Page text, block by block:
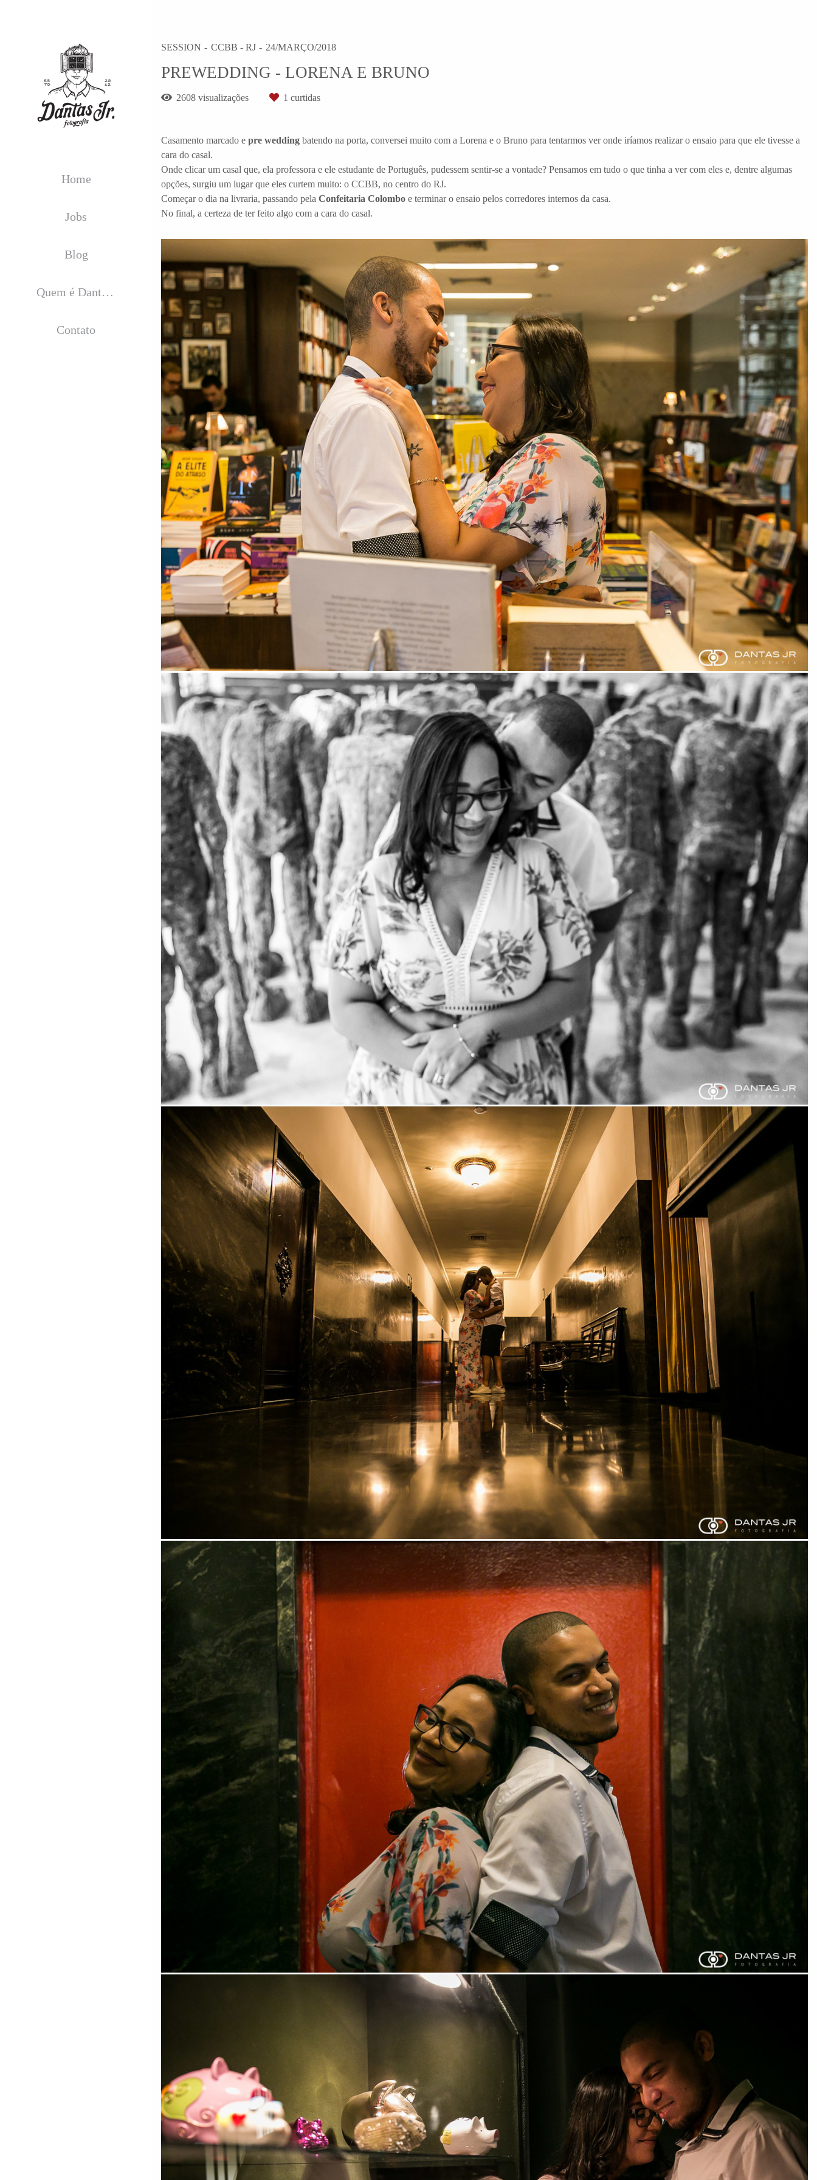
Home
Jobs
Blog
Quem é Dantas Jr.?
Contato
SESSION CCBB - RJ 24/MARÇO/2018
PREWEDDING - LORENA E BRUNO
2608 visualizações 1 curtidas
Casamento marcado e pre wedding batendo na porta, conversei muito com a Lorena e o Bruno para tentarmos ver onde iríamos realizar o ensaio para que ele tivesse a
cara do casal.
Onde clicar um casal que, ela professora e ele estudante de Português, pudessem sentir-se a vontade? Pensamos em tudo o que tinha a ver com eles e, dentre algumas
opções, surgiu um lugar que eles curtem muito: o CCBB, no centro do RJ.
Começar o dia na livraria, passando pela Confeitaria Colombo e terminar o ensaio pelos corredores internos da casa.
No final, a certeza de ter feito algo com a cara do casal.